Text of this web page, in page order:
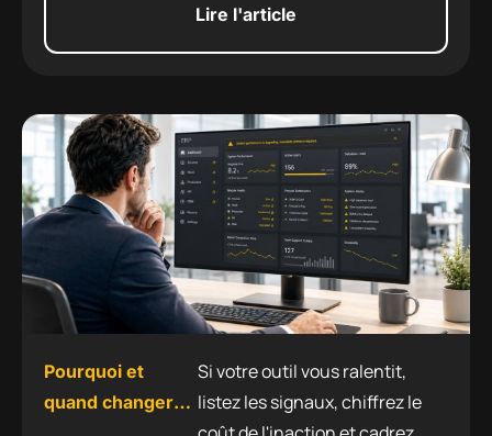
Lire l'article
Pourquoi et
quand changer
Si votre outil vous ralentit,
listez les signaux, chiffrez le